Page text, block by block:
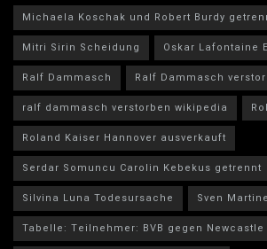
Michaela Koschak und Robert Burdy
Mitri Sirin Scheidung
Oskar Lafontaine
Ralf Dammasch
Ralf Dammasch
ralf dammasch verstorben wikipedia
Roland Kaiser Hannover ausverkauft
Serdar Somuncu Carolin Kebekus getrennt
Silvina Luna Todesursache
Sven
Tabelle: Teilnehmer: BVB gegen Newcastle